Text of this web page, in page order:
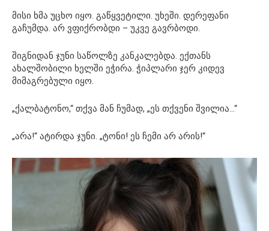
მისი ხმა უცხო იყო. გაწყვეტილი. უხეში. დერეფანი
გაჩუმდა. არ ვფიქრობდი – უკვე გავრბოდი.
შიგნიდან ჯუნი საწოლზე კანკალებდა. ექთანს
ახალშობილი ხელში ეჭირა. ჭიპლარი ჯერ კიდევ
მიმაგრებული იყო.
„ქალბატონო,“ თქვა მან ჩუმად, „ეს თქვენი შვილია…“
„არა!“ ატირდა ჯუნი. „ტონი! ეს ჩემი არ არის!“